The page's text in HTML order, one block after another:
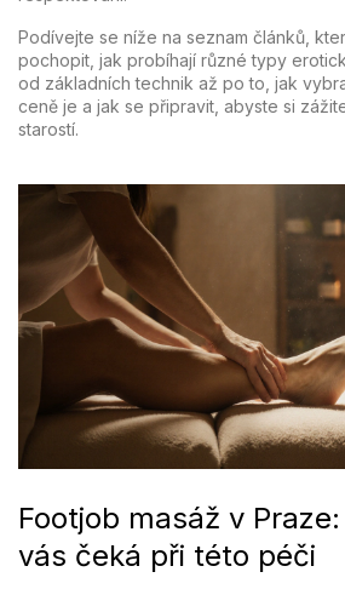
Podívejte se níže na seznam článků,
pochopit, jak probíhají různé typy
od základních technik až po to, jak
ceně je a jak se připravit, abyste si
starostí.
Footjob masáž v
vás čeká při této péči